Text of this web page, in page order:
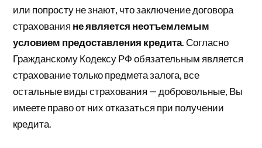
или попросту не знают, что заключение договора
страхования не является неотъемлемым
условием предоставления кредита. Согласно
Гражданскому Кодексу РФ обязательным является
страхование только предмета залога, все
остальные виды страхования — добровольные, Вы
имеете право от них отказаться при получении
кредита.